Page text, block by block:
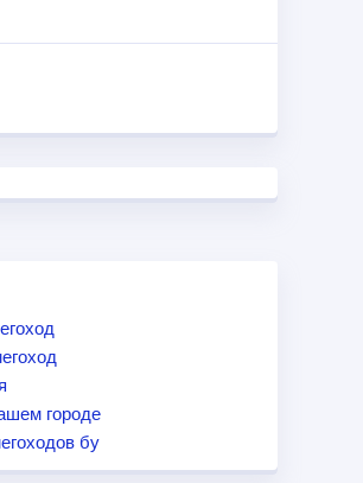
городе
бу